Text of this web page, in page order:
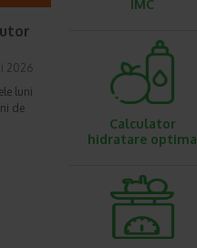
2026
luni
de
IMC
Calculator
hidratare optima